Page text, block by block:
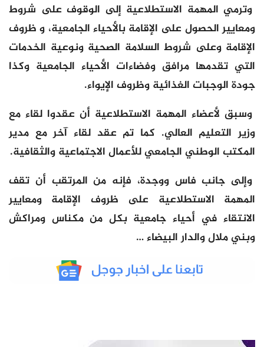
وترمي المهمة الاستطلاعية إلى الوقوف على شروط
ومعايير الحصول على الإقامة بالأحياء الجامعية، و ظروف
الإقامة وعلى شروط السلامة الصحية ونوعية الخدمات
التي تقدمها مرافق وفضاءات الأحياء الجامعية وكذا
جودة الوجبات الغذائية وظروف الإيواء.
وسبق لأعضاء المهمة الاستطلاعية أن عقدوا لقاء مع
وزير التعليم العالي. كما تم عقد لقاء آخر مع مدير
المكتب الوطني الجامعي للأعمال الاجتماعية والثقافية.
وإلى جانب فاس ووجدة، فإنه من المرتقب أن تقف
المهمة الاستطلاعية على ظروف الإقامة ومعايير
الانتقاء في أحياء جامعية بكل من مكناس ومراكش
وبني ملال والدار البيضاء …